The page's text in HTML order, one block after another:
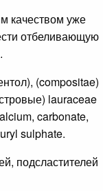
качеством уже
отбеливающую
(compositae)
lauraceae
carbonate,
sulphate.
подсластителей